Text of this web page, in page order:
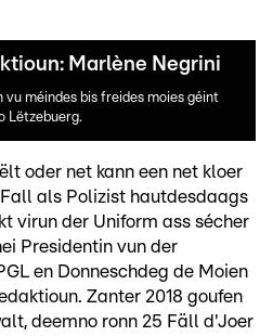
Marlène Negrini
vu méindes bis freides moies géint
Lëtzebuerg.
oder net kann een net kloer
als Polizist hautdesdaags
virun der Uniform ass sécher
Presidentin vun der
en Donneschdeg de Moien
Zanter 2018 goufen
deemno ronn 25 Fäll d'Joer